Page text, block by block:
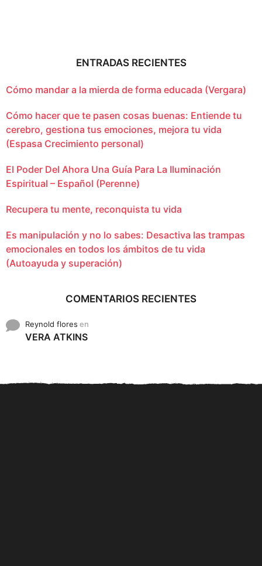
ENTRADAS RECIENTES
Cómo mandar a la mierda de forma educada (Vergara)
Cómo hacer que te pasen cosas buenas: Entiende tu
cerebro, gestiona tus emociones, mejora tu vida
(Espasa Crecimiento personal)
El Poder Del Ahora Una Guía Para La Iluminación
Espiritual – Español (Perenne)
Recupera tu mente, reconquista tu vida
Es manipulación y no lo sabes: Desactiva las trampas
emocionales en todos los ámbitos de tu vida
(Autoayuda y superación)
COMENTARIOS RECIENTES
Reynold flores en
VERA ATKINS